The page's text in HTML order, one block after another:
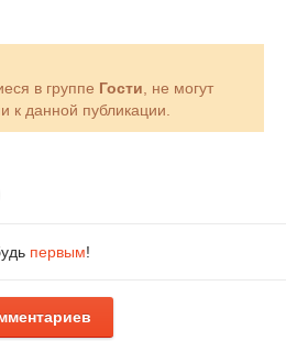
в группе Гости, не могут
к данной публикации.
первым!